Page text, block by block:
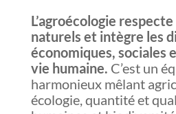
L’agroécologie
naturels et intègre les
économiques, sociales
vie humaine. C’est un
harmonieux mêlant
écologie, quantité et